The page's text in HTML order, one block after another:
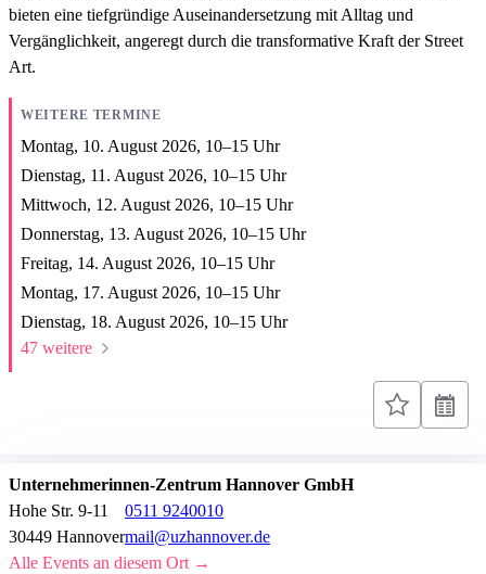
bieten eine tiefgründige Auseinandersetzung mit Alltag und
Vergänglichkeit, angeregt durch die transformative Kraft der Street
Art.
WEITERE TERMINE
Montag, 10. August 2026, 10–15 Uhr
Dienstag, 11. August 2026, 10–15 Uhr
Mittwoch, 12. August 2026, 10–15 Uhr
Donnerstag, 13. August 2026, 10–15 Uhr
Freitag, 14. August 2026, 10–15 Uhr
Montag, 17. August 2026, 10–15 Uhr
Dienstag, 18. August 2026, 10–15 Uhr
47 weitere
Unternehmerinnen-Zentrum Hannover GmbH
Hohe Str. 9-11
30449 Hannover
0511 9240010
mail@uzhannover.de
Alle Events an diesem Ort →